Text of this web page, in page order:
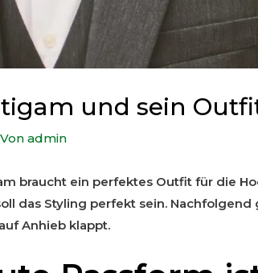
und sein
admin
braucht ein perfektes Outfit für die
das Styling perfekt sein.
Anhieb klappt.